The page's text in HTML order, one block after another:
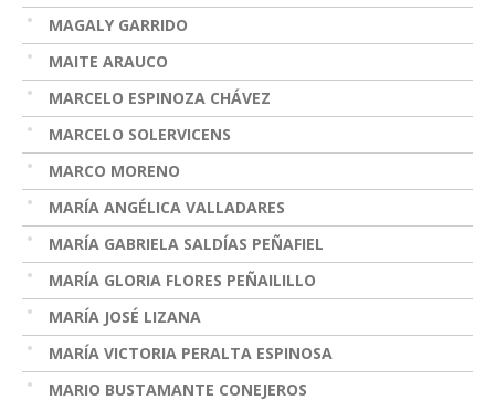
MAGALY GARRIDO
MAITE ARAUCO
MARCELO ESPINOZA CHÁVEZ
MARCELO SOLERVICENS
MARCO MORENO
MARÍA ANGÉLICA VALLADARES
MARÍA GABRIELA SALDÍAS PEÑAFIEL
MARÍA GLORIA FLORES PEÑAILILLO
MARÍA JOSÉ LIZANA
MARÍA VICTORIA PERALTA ESPINOSA
MARIO BUSTAMANTE CONEJEROS